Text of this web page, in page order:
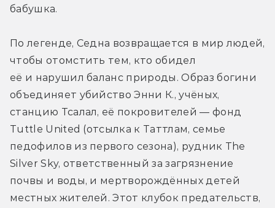
бабушка.
По легенде, Седна возвращается в мир людей,
чтобы отомстить тем, кто обидел
её и нарушил баланс природы. Образ богини
объединяет убийство Энни К., учёных,
станцию Тсалал, её покровителей — фонд
Tuttle United (отсылка к Таттлам, семье
педофилов из первого сезона), рудник The
Silver Sky, ответственный за загрязнение
почвы и воды, и мертворождённых детей
местных жителей. Этот клубок предательств,